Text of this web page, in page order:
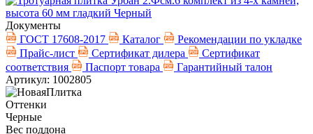
Документы
ГОСТ 17608-2017
Каталог
Рекомендации по укладке
Прайс-лист
Сертификат дилера
Сертификат
соответствия
Паспорт товара
Гарантийный талон
Артикул: 1002805
Оттенки
Черные
Вес поддона